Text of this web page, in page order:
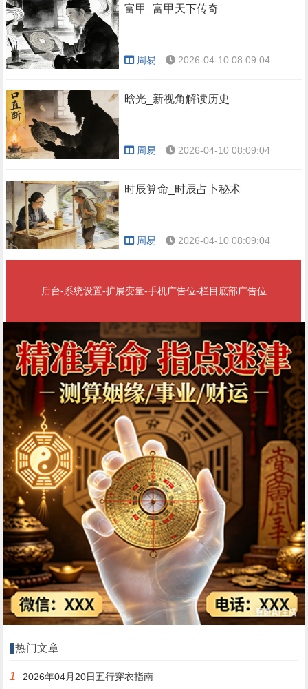
富甲_富甲天下传奇
周易 2026-04-10 08:09:04
晗光_新视角解读历史
周易 2026-04-10 08:09:04
时辰算命_时辰占卜秘术
周易 2026-04-10 08:09:04
后台-系统设置-扩展变量-手机广告位-栏目底部广告位
热门文章
1 2026年04月20日五行穿衣指南